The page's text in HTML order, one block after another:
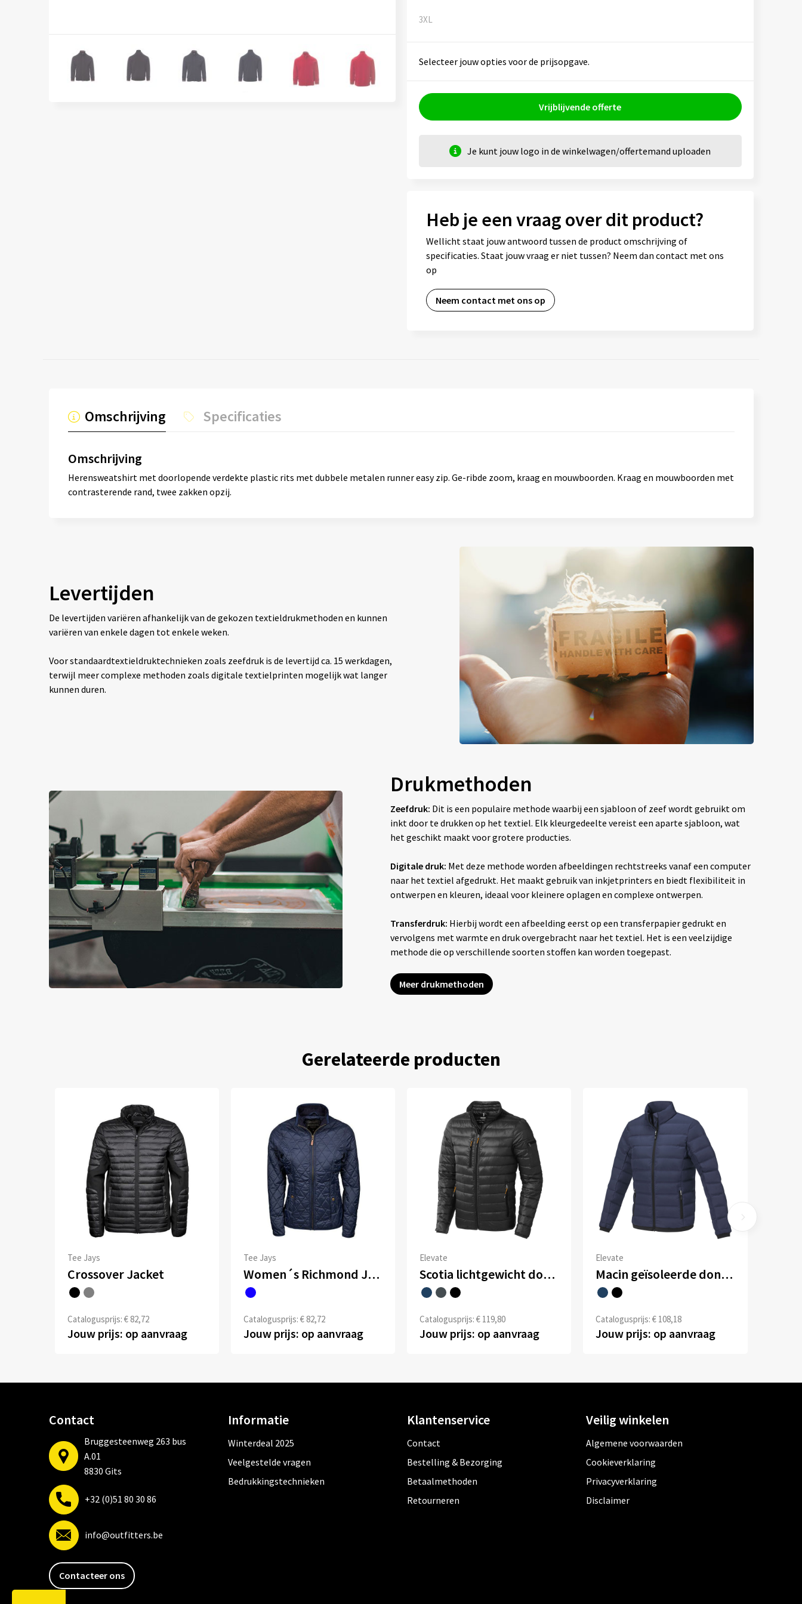
3XL
Selecteer jouw opties voor de prijsopgave.
Vrijblijvende offerte
Je kunt jouw logo in de winkelwagen/offertemand uploaden
Heb je een vraag over dit product?
Wellicht staat jouw antwoord tussen de product omschrijving of
specificaties. Staat jouw vraag er niet tussen? Neem dan contact met ons
op
Neem contact met ons op
Omschrijving Specificaties
Omschrijving
Herensweatshirt met doorlopende verdekte plastic rits met dubbele metalen runner easy zip. Ge-ribde zoom, kraag en mouwboorden. Kraag en mouwboorden met
contrasterende rand, twee zakken opzij.
Levertijden
De levertijden variëren afhankelijk van de gekozen textieldrukmethoden en kunnen
variëren van enkele dagen tot enkele weken.
Voor standaardtextieldruktechnieken zoals zeefdruk is de levertijd ca. 15 werkdagen,
terwijl meer complexe methoden zoals digitale textielprinten mogelijk wat langer
kunnen duren.
Drukmethoden
Zeefdruk: Dit is een populaire methode waarbij een sjabloon of zeef wordt gebruikt om
inkt door te drukken op het textiel. Elk kleurgedeelte vereist een aparte sjabloon, wat
het geschikt maakt voor grotere producties.
Digitale druk: Met deze methode worden afbeeldingen rechtstreeks vanaf een computer
naar het textiel afgedrukt. Het maakt gebruik van inkjetprinters en biedt flexibiliteit in
ontwerpen en kleuren, ideaal voor kleinere oplagen en complexe ontwerpen.
Transferdruk: Hierbij wordt een afbeelding eerst op een transferpapier gedrukt en
vervolgens met warmte en druk overgebracht naar het textiel. Het is een veelzijdige
methode die op verschillende soorten stoffen kan worden toegepast.
Meer drukmethoden
Gerelateerde producten
Tee Jays
Crossover Jacket
Catalogusprijs: € 82,72
Jouw prijs: op aanvraag
Tee Jays
Women´s Richmond Jacket
Catalogusprijs: € 82,72
Jouw prijs: op aanvraag
Elevate
Scotia lichtgewicht donzen heren jas
Catalogusprijs: € 119,80
Jouw prijs: op aanvraag
Elevate
Macin geïsoleerde donzen dames jas
Catalogusprijs: € 108,18
Jouw prijs: op aanvraag
Contact
Bruggesteenweg 263 bus
A.01
8830 Gits
+32 (0)51 80 30 86
info@outfitters.be
Contacteer ons
Informatie
Winterdeal 2025
Veelgestelde vragen
Bedrukkingstechnieken
Klantenservice
Contact
Bestelling & Bezorging
Betaalmethoden
Retourneren
Veilig winkelen
Algemene voorwaarden
Cookieverklaring
Privacyverklaring
Disclaimer